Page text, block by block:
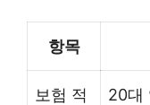
항목
보험 적
20대